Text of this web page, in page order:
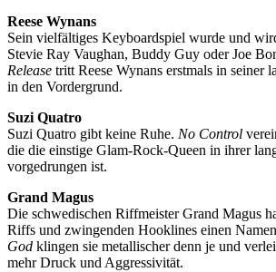
Reese Wynans
Sein vielfältiges Keyboardspiel wurde und
Stevie Ray Vaughan, Buddy Guy oder Joe
Release tritt Reese Wynans erstmals in seiner
in den Vordergrund.
Suzi Quatro
Suzi Quatro gibt keine Ruhe. No Control
die die einstige Glam-Rock-Queen in ihrer
vorgedrungen ist.
Grand Magus
Die schwedischen Riffmeister Grand Magus
Riffs und zwingenden Hooklines einen
God klingen sie metallischer denn je und
mehr Druck und Aggressivität.